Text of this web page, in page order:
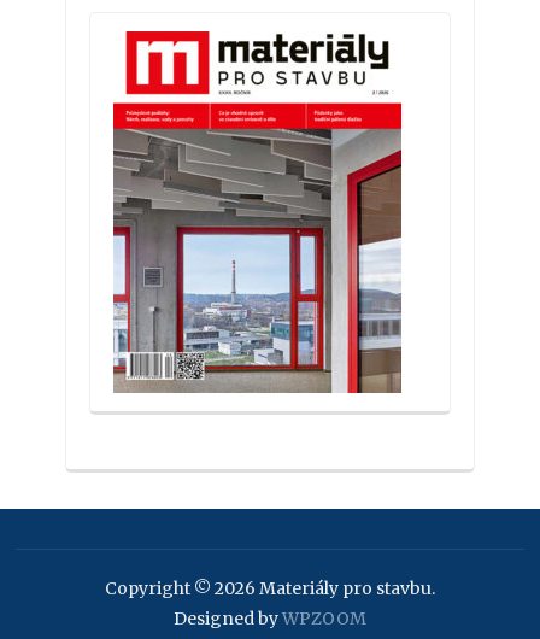
Copyright © 2026 Materiály pro stavbu.
Designed byWPZOOM